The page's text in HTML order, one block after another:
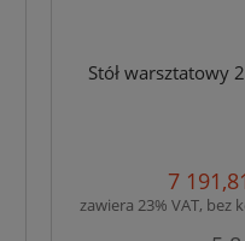
Stół warsztatowy
7
zawiera 23% VAT, bez